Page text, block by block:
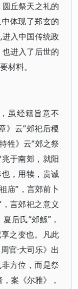
丘祭天之礼的
体现了郑玄的
入中国传统政
进入了后世的
材料。
虽经籍旨意不
》云“郊祀后稷
牲》云“郊之祭
于南郊，就阳
，用犊，贵诚
庙”，言郊前卜
言郊祀之意义
后氏“郊鲧”，
之变也。凡此
官·大司乐》出
方位，而是祭
案《尔雅》，